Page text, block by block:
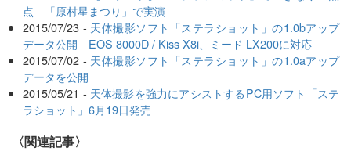
点 「原村星まつり」で実演
2015/07/23 - 天体撮影ソフト「ステラショット」の1.0bアップ
データ公開 EOS 8000D / Kiss X8i、ミード LX200に対応
2015/07/02 - 天体撮影ソフト「ステラショット」の1.0aアップ
データを公開
2015/05/21 - 天体撮影を強力にアシストするPC用ソフト「ステ
ラショット」6月19日発売
関連記事